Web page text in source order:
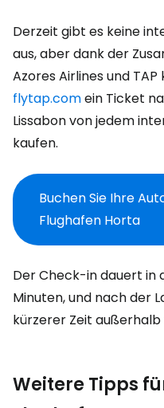
Derzeit gibt es keine
aus, aber dank der
Azores Airlines und
flytap.comein Ticket
Lissabon von jedem
kaufen.
Buchen Sie Ihre
Flughafen Horta
Der Check-in dauert in
Minuten, und nach der
kürzerer Zeit außerhalb
Weitere Tipps